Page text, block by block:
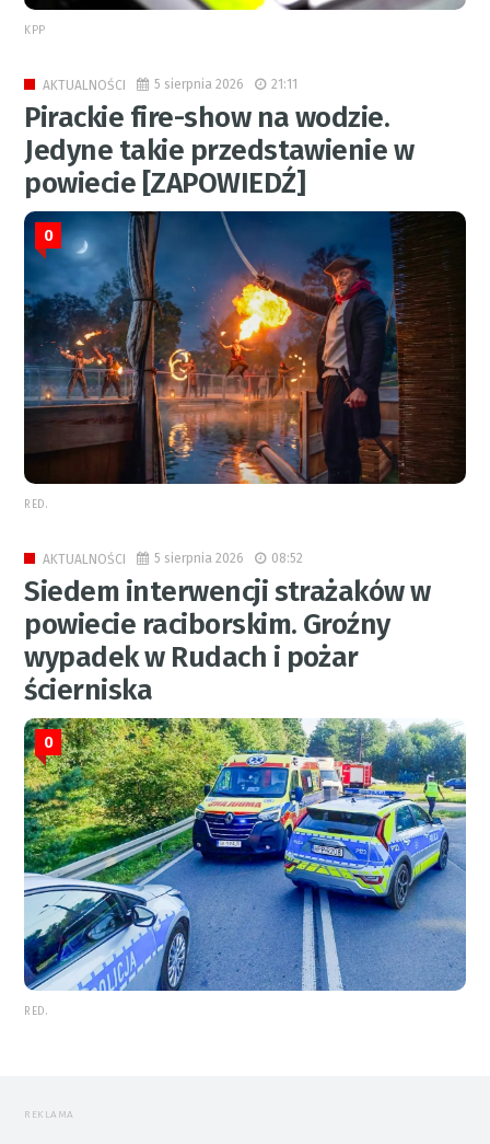
KPP
AKTUALNOŚCI 5 sierpnia 2026 21:11
Pirackie fire-show na wodzie.
Jedyne takie przedstawienie w
powiecie [ZAPOWIEDŹ]
0
RED.
AKTUALNOŚCI 5 sierpnia 2026 08:52
Siedem interwencji strażaków w
powiecie raciborskim. Groźny
wypadek w Rudach i pożar
ścierniska
0
RED.
REKLAMA